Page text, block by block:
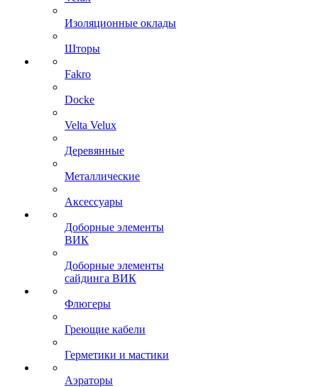
Изоляционные оклады
Шторы
Fakro
Docke
Velta Velux
Деревянные
Металлические
Аксессуары
Доборные элементы
ВИК
Доборные элементы
сайдинга ВИК
Флюгеры
Греющие кабели
Герметики и мастики
Аэраторы